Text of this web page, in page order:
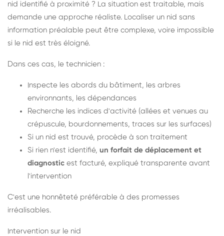
nid identifié à proximité ? La situation est traitable, mais
demande une approche réaliste. Localiser un nid sans
information préalable peut être complexe, voire impossible
si le nid est très éloigné.
Dans ces cas, le technicien :
Inspecte les abords du bâtiment, les arbres
environnants, les dépendances
Recherche les indices d'activité (allées et venues au
crépuscule, bourdonnements, traces sur les surfaces)
Si un nid est trouvé, procède à son traitement
Si rien n'est identifié, un forfait de déplacement et
diagnostic est facturé, expliqué transparente avant
l'intervention
C'est une honnêteté préférable à des promesses
irréalisables.
Intervention sur le nid